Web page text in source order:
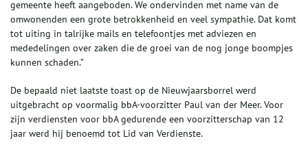
gemeente heeft aangeboden. We ondervinden met name van de
omwonenden een grote betrokkenheid en veel sympathie. Dat komt
tot uiting in talrijke mails en telefoontjes met adviezen en
mededelingen over zaken die de groei van de nog jonge boompjes
kunnen schaden.”
De bepaald niet laatste toast op de Nieuwjaarsborrel werd
uitgebracht op voormalig bbA-voorzitter Paul van der Meer. Voor
zijn verdiensten voor bbA gedurende een voorzitterschap van 12
jaar werd hij benoemd tot Lid van Verdienste.